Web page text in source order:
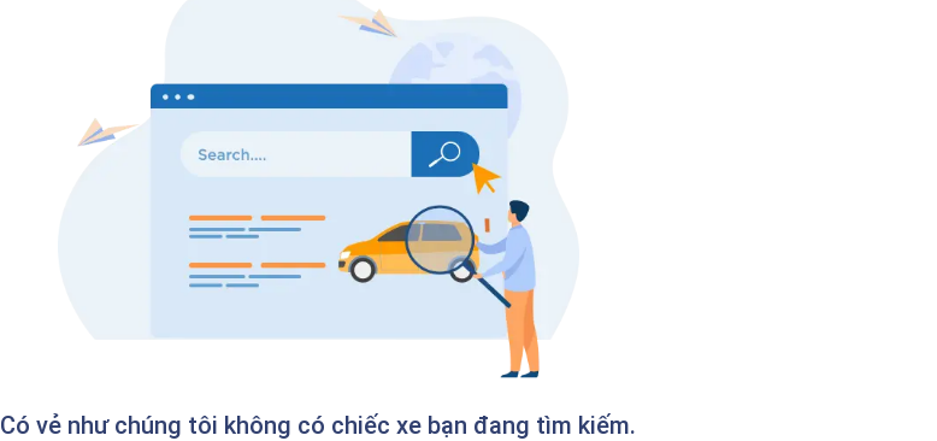
Có vẻ như chúng tôi không có chiếc xe bạn đang tìm kiếm.